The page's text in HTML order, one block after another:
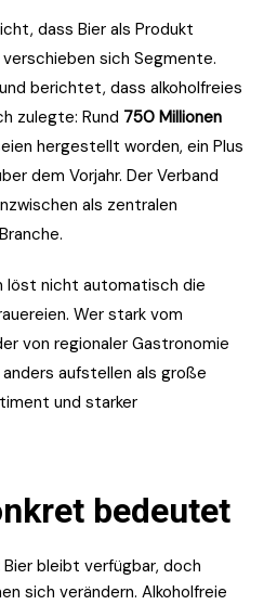
dass Bier als Produkt
sich Segmente.
berichtet, dass alkoholfreies
zulegte: Rund 750 Millionen
hergestellt worden, ein Plus
dem Vorjahr. Der Verband
als zentralen
löst nicht automatisch die
Wer stark vom
von regionaler Gastronomie
aufstellen als große
und starker
bedeutet
Bier bleibt verfügbar, doch
sich verändern. Alkoholfreie